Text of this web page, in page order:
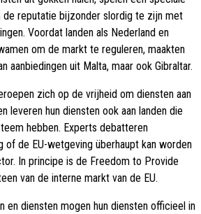
de reputatie bijzonder slordig te zijn met
Voordat landen als Nederland en
om de markt te reguleren, maakten
aanbiedingen uit Malta, maar ook Gibraltar.
zich op de vrijheid om diensten aan
leveren hun diensten ook aan landen die
hebben. Experts debatteren
of de EU-wetgeving überhaupt kan worden
In principe is de Freedom to Provide
van de interne markt van de EU.
en diensten mogen hun diensten officieel in